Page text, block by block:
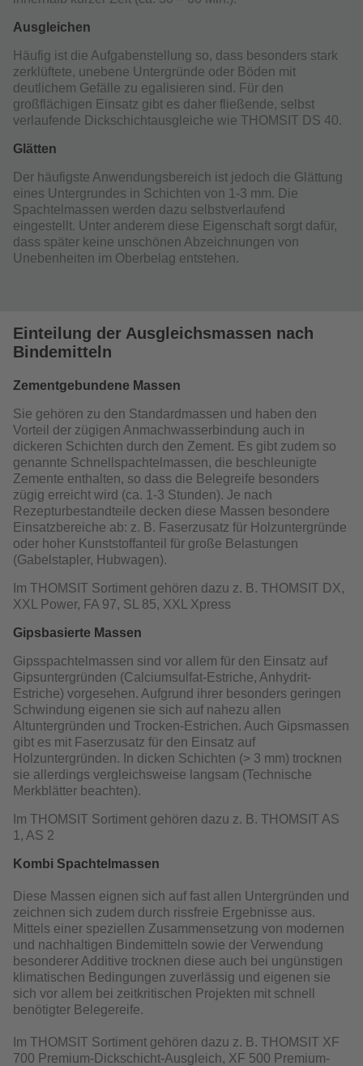
Ausgleichen
Häufig ist die Aufgabenstellung so, dass besonders stark
zerklüftete, unebene Untergründe oder Böden mit
deutlichem Gefälle zu egalisieren sind. Für den
großflächigen Einsatz gibt es daher fließende, selbst
verlaufende Dickschichtausgleiche wie THOMSIT DS 40.
Glätten
Der häufigste Anwendungsbereich ist jedoch die Glättung
eines Untergrundes in Schichten von 1-3 mm. Die
Spachtelmassen werden dazu selbstverlaufend
eingestellt. Unter anderem diese Eigenschaft sorgt dafür,
dass später keine unschönen Abzeichnungen von
Unebenheiten im Oberbelag entstehen.
Einteilung der Ausgleichsmassen nach
Bindemitteln
Zementgebundene Massen
Sie gehören zu den Standardmassen und haben den
Vorteil der zügigen Anmachwasserbindung auch in
dickeren Schichten durch den Zement. Es gibt zudem so
genannte Schnellspachtelmassen, die beschleunigte
Zemente enthalten, so dass die Belegreife besonders
zügig erreicht wird (ca. 1-3 Stunden). Je nach
Rezepturbestandteile decken diese Massen besondere
Einsatzbereiche ab: z. B. Faserzusatz für Holzuntergründe
oder hoher Kunststoffanteil für große Belastungen
(Gabelstapler, Hubwagen).
Im THOMSIT Sortiment gehören dazu z. B. THOMSIT DX,
XXL Power, FA 97, SL 85, XXL Xpress
Gipsbasierte Massen
Gipsspachtelmassen sind vor allem für den Einsatz auf
Gipsuntergründen (Calciumsulfat-Estriche, Anhydrit-
Estriche) vorgesehen. Aufgrund ihrer besonders geringen
Schwindung eigenen sie sich auf nahezu allen
Altuntergründen und Trocken-Estrichen. Auch Gipsmassen
gibt es mit Faserzusatz für den Einsatz auf
Holzuntergründen. In dicken Schichten (> 3 mm) trocknen
sie allerdings vergleichsweise langsam (Technische
Merkblätter beachten).
Im THOMSIT Sortiment gehören dazu z. B. THOMSIT AS
1, AS 2
Kombi Spachtelmassen
Diese Massen eignen sich auf fast allen Untergründen und
zeichnen sich zudem durch rissfreie Ergebnisse aus.
Mittels einer speziellen Zusammensetzung von modernen
und nachhaltigen Bindemitteln sowie der Verwendung
besonderer Additive trocknen diese auch bei ungünstigen
klimatischen Bedingungen zuverlässig und eigenen sie
sich vor allem bei zeitkritischen Projekten mit schnell
benötigter Belegereife.
Im THOMSIT Sortiment gehören dazu z. B. THOMSIT XF
700 Premium-Dickschicht-Ausgleich, XF 500 Premium-